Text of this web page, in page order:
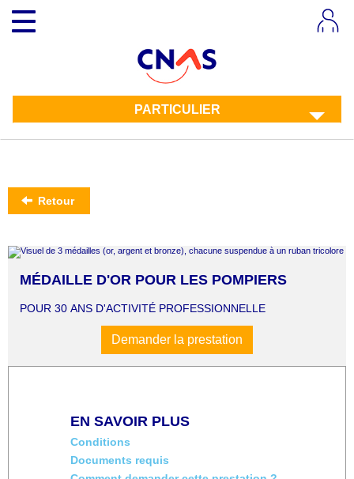
contenu
principal
Toggle
navigation
PARTICULIER
Retour
MÉDAILLE D'OR POUR LES POMPIERS
POUR 30 ANS D'ACTIVITÉ PROFESSIONNELLE
Demander la prestation
EN SAVOIR PLUS
Conditions
Documents requis